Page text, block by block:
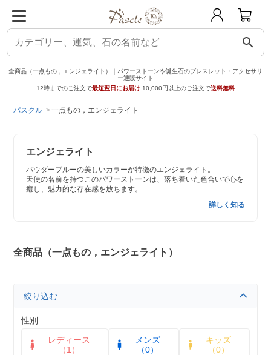
search
全商品（一点もの，エンジェライト）｜パワーストーンや誕生石のブレスレット・アクセサリ
ー通販サイト
12時までのご注文で最短翌日にお届け 10,000円以上のご注文で送料無料
パスクル 一点もの，エンジェライト
エンジェライト
パウダーブルーの美しいカラーが特徴のエンジェライト。
天使の名前を持つこのパワーストーンは、落ち着いた色合いで心を
癒し、魅力的な存在感を放ちます。
詳しく知る
全商品（一点もの，エンジェライト）
絞り込む
性別
レディース
（1）
メンズ
（0）
キッズ
（0）